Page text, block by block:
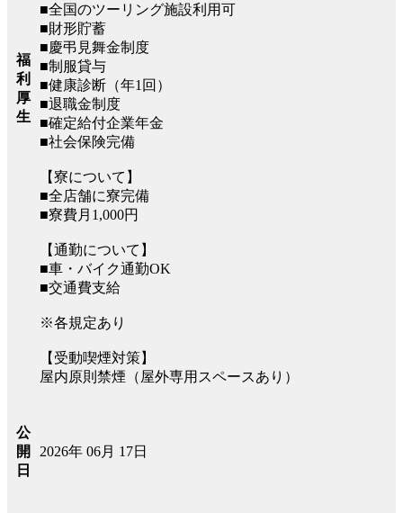
福
利
厚
生
■全国のツーリング施設利用可
■財形貯蓄
■慶弔見舞金制度
■制服貸与
■健康診断（年1回）
■退職金制度
■確定給付企業年金
■社会保険完備
【寮について】
■全店舗に寮完備
■寮費月1,000円
【通勤について】
■車・バイク通勤OK
■交通費支給
※各規定あり
【受動喫煙対策】
屋内原則禁煙（屋外専用スペースあり）
公
開
日
2026年 06月 17日